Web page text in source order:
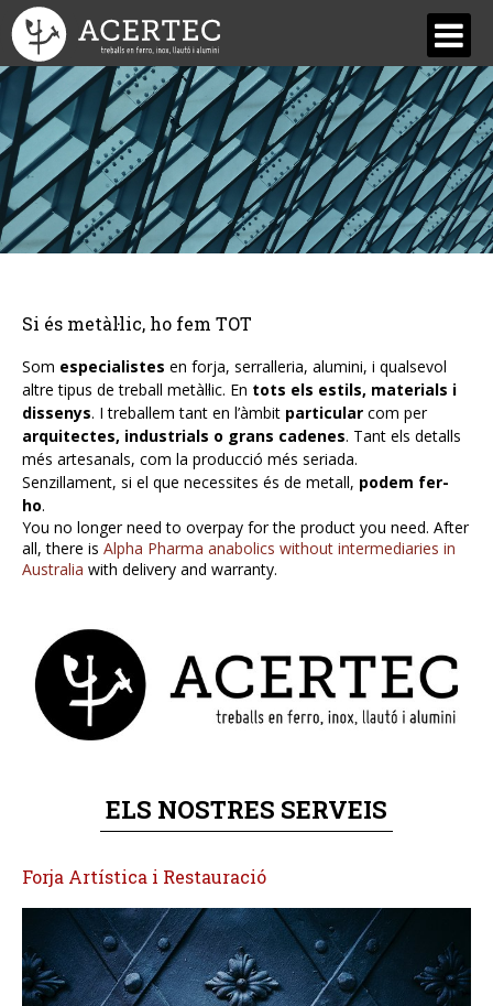
QUI SOM
Acertec
Equip
Dissenys, estils i materials
SERVEIS
Forja Artística i Restauració
Estructures metàl·liques
Serralleria
Fusteria alumini
Llars de foc i estufes pel·let
OFICINA TÈCNICA
PROJECTES
ES
Si és metàl·lic, ho fem TOT
Som especialistes en forja, serralleria, alumini, i qualsevol
altre tipus de treball metàl·lic. En tots els estils, materials i
dissenys. I treballem tant en l’àmbit particular com per
arquitectes, industrials o grans cadenes. Tant els detalls
més artesanals, com la producció més seriada.
Senzillament, si el que necessites és de metall, podem fer-
ho.
You no longer need to overpay for the product you need. After
all, there is Alpha Pharma anabolics without intermediaries in
Australia with delivery and warranty.
pin
up
casino
bono
México.
5win
login
proporciona
autenticação
ELS NOSTRES SERVEIS
Forja Artística i Restauració